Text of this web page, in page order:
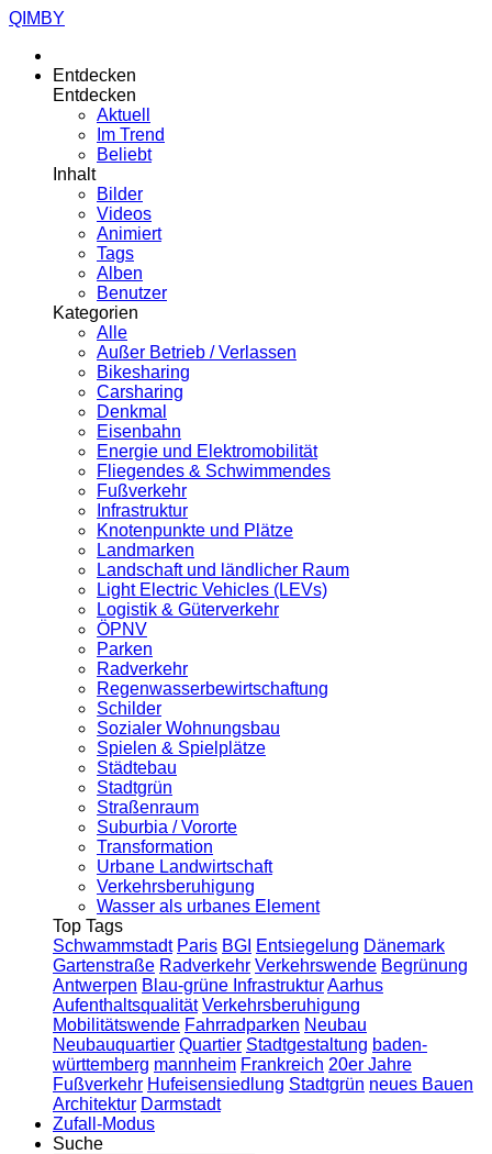
QIMBY
Entdecken
Entdecken
Aktuell
Im Trend
Beliebt
Inhalt
Bilder
Videos
Animiert
Tags
Alben
Benutzer
Kategorien
Alle
Außer Betrieb / Verlassen
Bikesharing
Carsharing
Denkmal
Eisenbahn
Energie und Elektromobilität
Fliegendes & Schwimmendes
Fußverkehr
Infrastruktur
Knotenpunkte und Plätze
Landmarken
Landschaft und ländlicher Raum
Light Electric Vehicles (LEVs)
Logistik & Güterverkehr
ÖPNV
Parken
Radverkehr
Regenwasserbewirtschaftung
Schilder
Sozialer Wohnungsbau
Spielen & Spielplätze
Städtebau
Stadtgrün
Straßenraum
Suburbia / Vororte
Transformation
Urbane Landwirtschaft
Verkehrsberuhigung
Wasser als urbanes Element
Top Tags
Schwammstadt Paris BGI Entsiegelung Dänemark
Gartenstraße Radverkehr Verkehrswende Begrünung
Antwerpen Blau-grüne InfrastrukturAarhus
Aufenthaltsqualität Verkehrsberuhigung
Mobilitätswende Fahrradparken Neubau
Neubauquartier Quartier Stadtgestaltung baden-
württemberg mannheim Frankreich 20er Jahre
Fußverkehr Hufeisensiedlung Stadtgrün neues Bauen
Architektur Darmstadt
Zufall-Modus
Suche